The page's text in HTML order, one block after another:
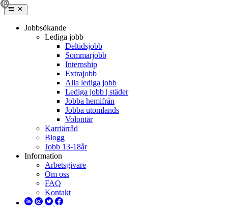
Jobbsökande
Lediga jobb
Deltidsjobb
Sommarjobb
Internship
Extrajobb
Alla lediga jobb
Lediga jobb | städer
Jobba hemifrån
Jobba utomlands
Volontär
Karriärråd
Blogg
Jobb 13-18år
Information
Arbetsgivare
Om oss
FAQ
Kontakt